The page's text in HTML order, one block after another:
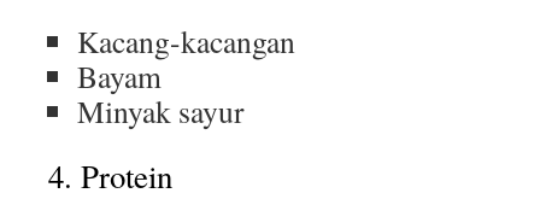
Kacang-kacangan
Bayam
Minyak sayur
4. Protein